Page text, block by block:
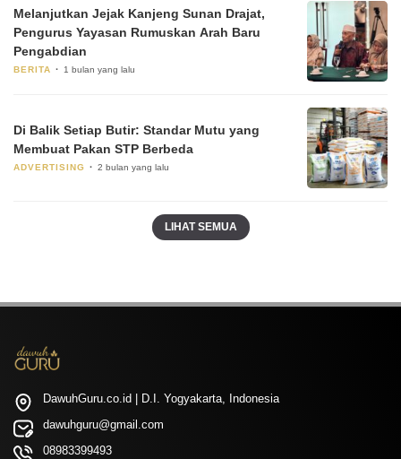
Melanjutkan Jejak Kanjeng Sunan Drajat,
Pengurus Yayasan Rumuskan Arah Baru
Pengabdian
BERITA 1 bulan yang lalu
Di Balik Setiap Butir: Standar Mutu yang
Membuat Pakan STP Berbeda
ADVERTISING 2 bulan yang lalu
LIHAT SEMUA
DawuhGuru.co.id | D.I. Yogyakarta, Indonesia
dawuhguru@gmail.com
08983399493